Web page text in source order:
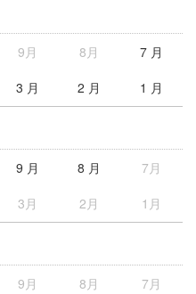
9月 8月 7 月
3 月 2 月 1 月
9 月 8 月 7月
3月 2月 1月
9月 8月 7月